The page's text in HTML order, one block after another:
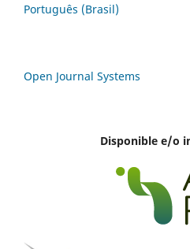
Português (Brasil)
Open Journal Systems
Disponible e/o